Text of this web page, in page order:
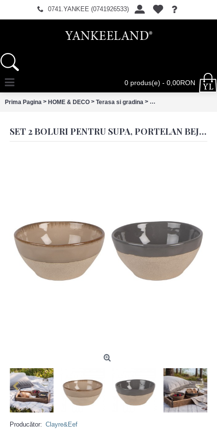
0741.YANKEE (0741926533)
0 produs(e) - 0,00RON
Prima Pagina > HOME & DECO > Terasa si gradina > Set 2 boluri pentru
SET 2 BOLURI PENTRU SUPA, PORTELAN BEJ, 450 ML
Producător: Clayre&Eef